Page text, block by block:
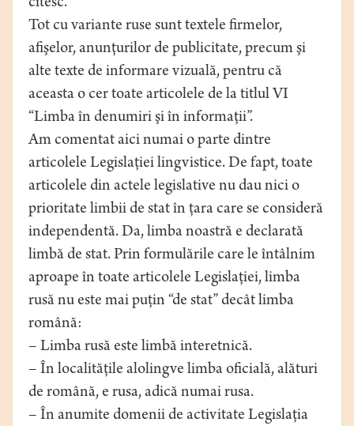
citesc.
Tot cu variante ruse sunt textele firmelor,
afişelor, anunţurilor de publicitate, precum şi
alte texte de informare vizuală, pentru că
aceasta o cer toate articolele de la titlul VI
“Limba în denumiri şi în informaţii”.
Am comentat aici numai o parte dintre
articolele Legislaţiei lingvistice. De fapt, toate
articolele din actele legislative nu dau nici o
prioritate limbii de stat în ţara care se consideră
independentă. Da, limba noastră e declarată
limbă de stat. Prin formulările care le întâlnim
aproape în toate articolele Legislaţiei, limba
rusă nu este mai puţin “de stat” decât limba
română:
– Limba rusă este limbă interetnică.
– În localităţile alolingve limba oficială, alături
de română, e rusa, adică numai rusa.
– În anumite domenii de activitate Legislaţia